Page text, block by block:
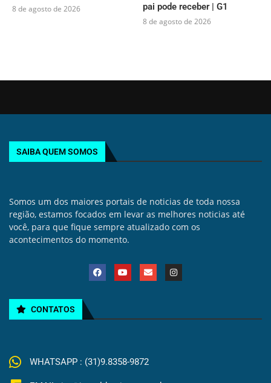
8 de agosto de 2026
pai pode receber | G1
8 de agosto de 2026
SAIBA QUEM SOMOS
Somos um dos maiores portais de noticias de toda nossa
região, estamos focados em levar as melhores noticias até
você, para que fique sempre atualizado com os
acontecimentos do momento.
CONTATOS
WHATSAPP : (31)9.8358-9872